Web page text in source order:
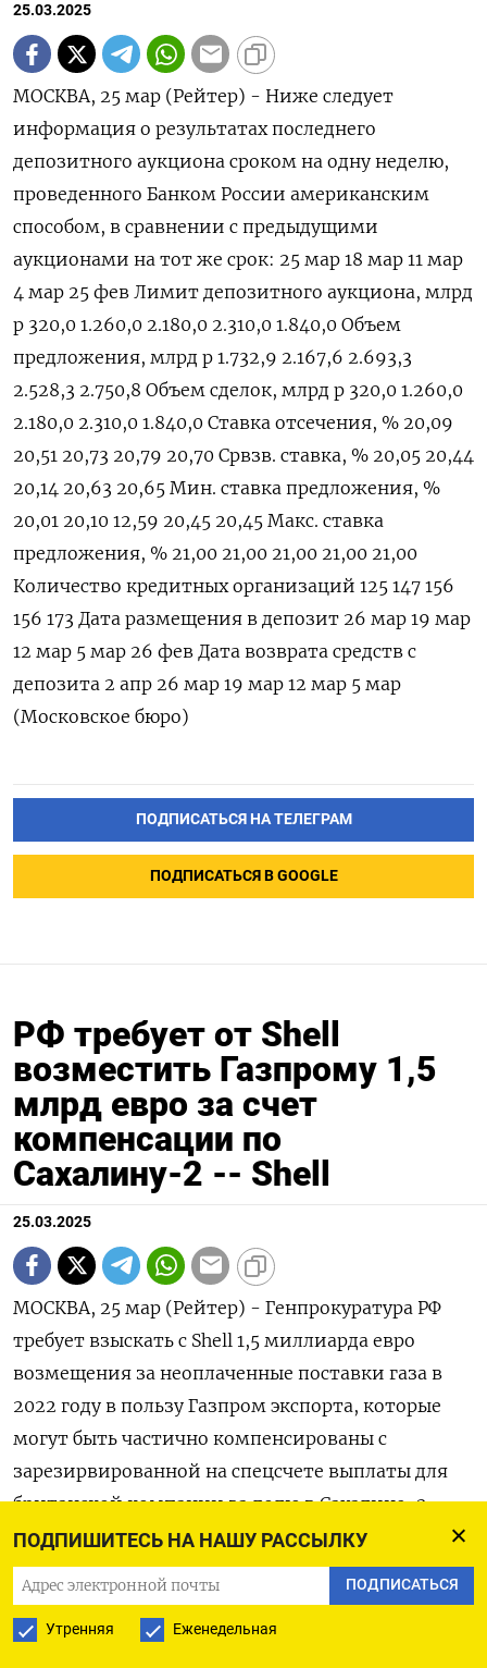
ПОДПИШИТЕСЬ НА НАШУ РАССЫЛКУ
ПОДПИСАТЬСЯ
Утренняя Еженедельная
25.03.2025
МОСКВА, 25 мар (Рейтер) - Ниже следует
информация о результатах последнего
депозитного аукциона сроком на одну неделю,
проведенного Банком России американским
способом, в сравнении с предыдущими
аукционами на тот же срок: 25 мар 18 мар 11 мар
4 мар 25 фев Лимит депозитного аукциона, млрд
р 320,0 1.260,0 2.180,0 2.310,0 1.840,0 Объем
предложения, млрд р 1.732,9 2.167,6 2.693,3
2.528,3 2.750,8 Объем сделок, млрд р 320,0 1.260,0
2.180,0 2.310,0 1.840,0 Ставка отсечения, % 20,09
20,51 20,73 20,79 20,70 Срвзв. ставка, % 20,05 20,44
20,14 20,63 20,65 Мин. ставка предложения, %
20,01 20,10 12,59 20,45 20,45 Макс. ставка
предложения, % 21,00 21,00 21,00 21,00 21,00
Количество кредитных организаций 125 147 156
156 173 Дата размещения в депозит 26 мар 19 мар
12 мар 5 мар 26 фев Дата возврата средств с
депозита 2 апр 26 мар 19 мар 12 мар 5 мар
(Московское бюро)
ПОДПИСАТЬСЯ НА ТЕЛЕГРАМ
ПОДПИСАТЬСЯ В GOOGLE
РФ требует от Shell
возместить Газпрому 1,5
млрд евро за счет
компенсации по
Сахалину-2 -- Shell
25.03.2025
МОСКВА, 25 мар (Рейтер) - Генпрокуратура РФ
требует взыскать с Shell 1,5 миллиарда евро
возмещения за неоплаченные поставки газа в
2022 году в пользу Газпром экспорта, которые
могут быть частично компенсированы с
зарезирвированной на спецсчете выплаты для
британской компании за долю в Сахалине-2.
Подробности иска Генпрокуратуры к Shell,
слушания по которому проходят в закрытом
режиме в Москве, британская компания